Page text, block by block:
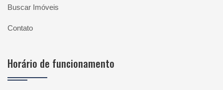
Buscar Imóveis
Contato
Horário de funcionamento